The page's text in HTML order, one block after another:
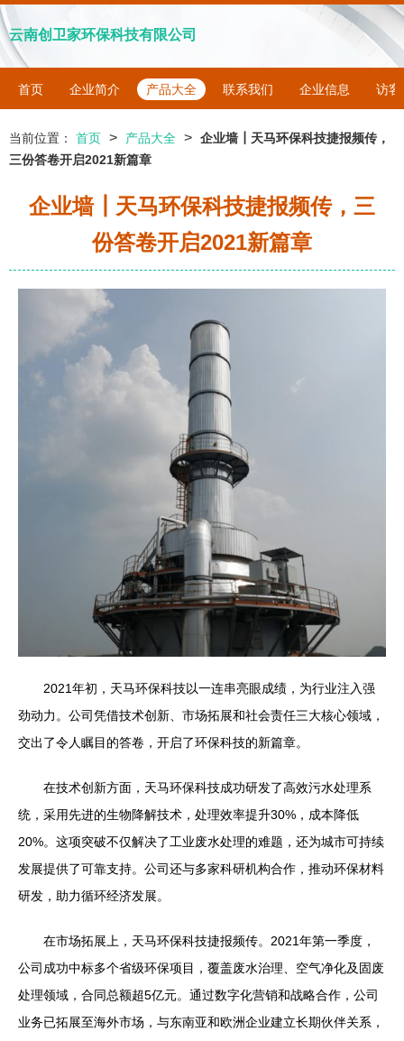
云南创卫家环保科技有限公司
首页 企业简介 产品大全 联系我们 企业信息 访客
当前位置： 首页 > 产品大全 > 企业墙┃天马环保科技捷报频传，
三份答卷开启2021新篇章
企业墙┃天马环保科技捷报频传，三
份答卷开启2021新篇章
2021年初，天马环保科技以一连串亮眼成绩，为行业注入强
劲动力。公司凭借技术创新、市场拓展和社会责任三大核心领域，
交出了令人瞩目的答卷，开启了环保科技的新篇章。
在技术创新方面，天马环保科技成功研发了高效污水处理系
统，采用先进的生物降解技术，处理效率提升30%，成本降低
20%。这项突破不仅解决了工业废水处理的难题，还为城市可持续
发展提供了可靠支持。公司还与多家科研机构合作，推动环保材料
研发，助力循环经济发展。
在市场拓展上，天马环保科技捷报频传。2021年第一季度，
公司成功中标多个省级环保项目，覆盖废水治理、空气净化及固废
处理领域，合同总额超5亿元。通过数字化营销和战略合作，公司
业务已拓展至海外市场，与东南亚和欧洲企业建立长期伙伴关系，